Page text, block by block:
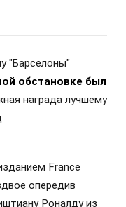
"Барселоны"
обстановке был
награда лучшему
France
опередив
Роналду из